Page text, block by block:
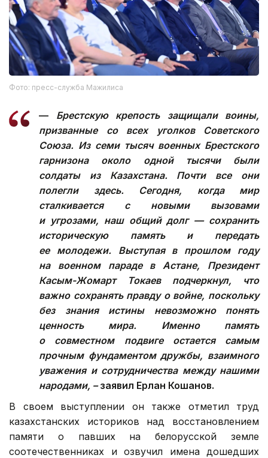
Фото: пресс-служба Мажилиса
— Брестскую крепость защищали воины,
призванные со всех уголков Советского
Союза. Из семи тысяч военных Брестского
гарнизона около одной тысячи были
солдаты из Казахстана. Почти все они
полегли здесь. Сегодня, когда мир
сталкивается с новыми вызовами
и угрозами, наш общий долг — сохранить
историческую память и передать
ее молодежи. Выступая в прошлом году
на военном параде в Астане, Президент
Касым-Жомарт Токаев подчеркнул, что
важно сохранять правду о войне, поскольку
без знания истины невозможно понять
ценность мира. Именно память
о совместном подвиге остается самым
прочным фундаментом дружбы, взаимного
уважения и сотрудничества между нашими
народами, –заявил Ерлан Кошанов.
В своем выступлении он также отметил труд
казахстанских историков над восстановлением
памяти о павших на белорусской земле
соотечественниках и озвучил имена дошедших